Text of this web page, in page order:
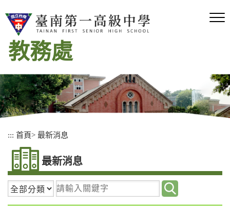
到
區
塊
教務處
::: 首頁> 最新消息
最新消息
請
輸